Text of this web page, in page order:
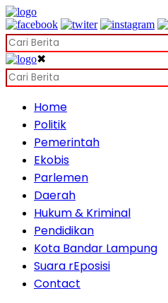
✖
Home
Politik
Pemerintah
Ekobis
Parlemen
Daerah
Hukum & Kriminal
Pendidikan
Kota Bandar Lampung
Suara rEposisi
Contact